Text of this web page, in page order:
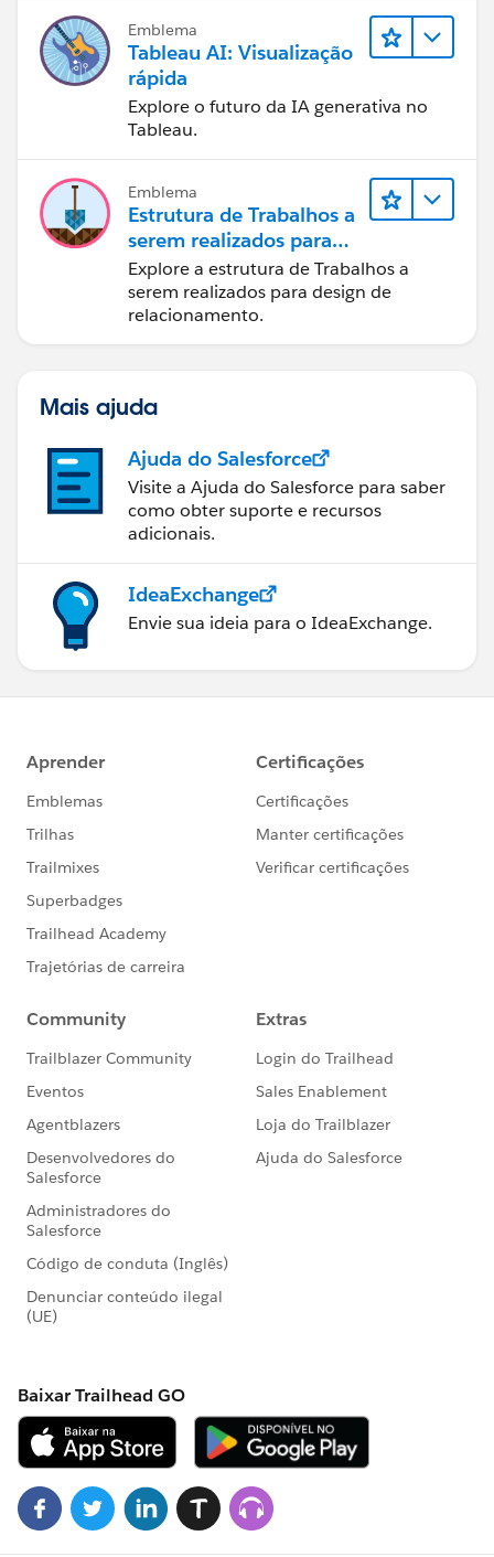
de dados, narrativa baseada em dados
e colaboração.
Emblema
Tableau AI: Visualização
rápida
Explore o futuro da IA generativa no
Tableau.
Emblema
Estrutura de Trabalhos a
serem realizados para
designers
Explore a estrutura de Trabalhos a
serem realizados para design de
relacionamento.
Mais ajuda
Ajuda do Salesforce
Visite a Ajuda do Salesforce para saber
como obter suporte e recursos
adicionais.
IdeaExchange
Envie sua ideia para o IdeaExchange.